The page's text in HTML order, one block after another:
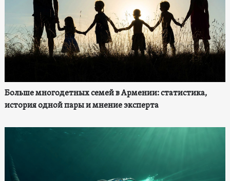
Больше многодетных семей в Армении: статистика,
история одной пары и мнение эксперта